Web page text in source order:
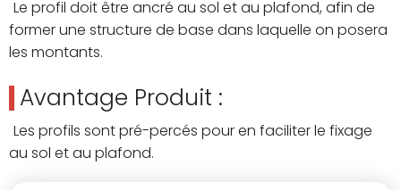
Le profil doit être ancré au sol et au plafond, afin de
former une structure de base dans laquelle on posera
les montants.
Avantage Produit :
Les profils sont pré-percés pour en faciliter le fixage
au sol et au plafond.